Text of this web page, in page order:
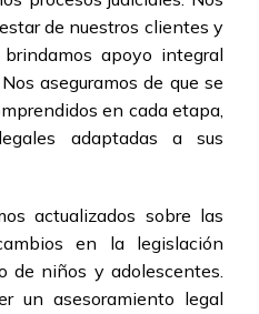
de nuestros clientes y
apoyo integral
aseguramos de que se
en cada etapa,
adaptadas a sus
actualizados sobre las
en la legislación
de niños y adolescentes.
un asesoramiento legal